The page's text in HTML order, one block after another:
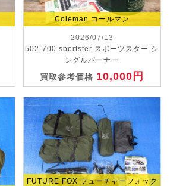
Coleman コールマン
2026/07/13
502-700 sportster スポーツスター シ
ングルバーナー
買取参考価格 10,000円
FUTURE FOX フューチャーフォック